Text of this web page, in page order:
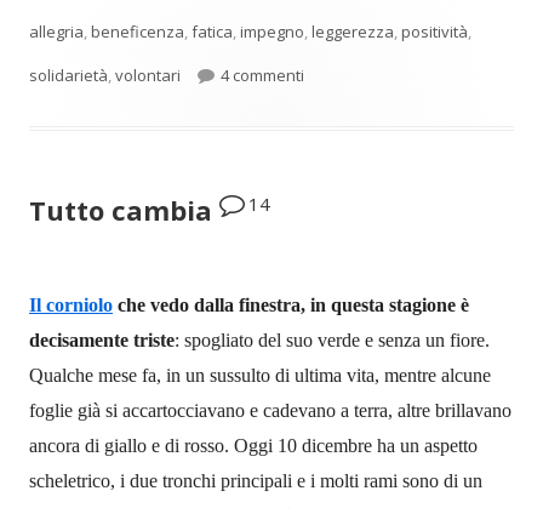
allegria,beneficenza,fatica,impegno,leggerezza,positività,
solidarietà,volontari 4 commenti
Tutto cambia 14
Il corniolo che vedo dalla finestra, in questa stagione è
decisamente triste: spogliato del suo verde e senza un fiore.
Qualche mese fa, in un sussulto di ultima vita, mentre alcune
foglie già si accartocciavano e cadevano a terra, altre brillavano
ancora di giallo e di rosso. Oggi 10 dicembre ha un aspetto
scheletrico, i due tronchi principali e i molti rami sono di un